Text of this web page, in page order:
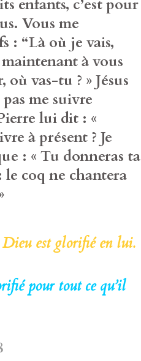
enfants, c’est pour
Vous me
: “Là où je vais,
à vous
vas-tu ? » Jésus
me suivre
lui dit : «
à présent ? Je
: « Tu donneras ta
coq ne chantera
est glorifié en lui.
pour tout ce qu’il